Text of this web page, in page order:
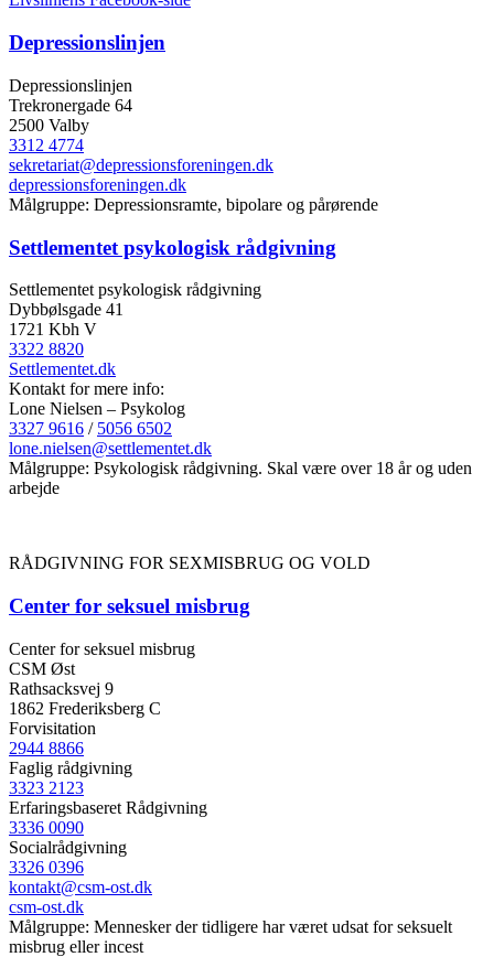
Depressionslinjen
Depressionslinjen
Trekronergade 64
2500 Valby
3312 4774
sekretariat@depressionsforeningen.dk
depressionsforeningen.dk
Målgruppe: Depressionsramte, bipolare og pårørende
Settlementet psykologisk rådgivning
Settlementet psykologisk rådgivning
Dybbølsgade 41
1721 Kbh V
3322 8820
Settlementet.dk
Kontakt for mere info:
Lone Nielsen – Psykolog
3327 9616 / 5056 6502
lone.nielsen@settlementet.dk
Målgruppe: Psykologisk rådgivning. Skal være over 18 år og uden
arbejde
RÅDGIVNING FOR SEXMISBRUG OG VOLD
Center for seksuel misbrug
Center for seksuel misbrug
CSM Øst
Rathsacksvej 9
1862 Frederiksberg C
Forvisitation
2944 8866
Faglig rådgivning
3323 2123
Erfaringsbaseret Rådgivning
3336 0090
Socialrådgivning
3326 0396
kontakt@csm-ost.dk
csm-ost.dk
Målgruppe: Mennesker der tidligere har været udsat for seksuelt
misbrug eller incest